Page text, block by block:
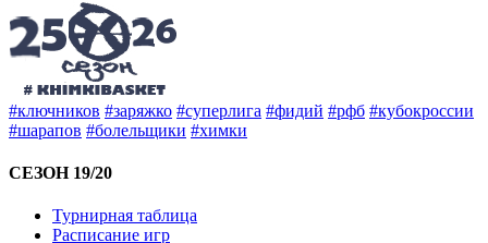
#ключников #заряжко #суперлига #фидий #рфб #кубокроссии
#шарапов #болельщики #химки
СЕЗОН 19/20
Турнирная таблица
Расписание игр